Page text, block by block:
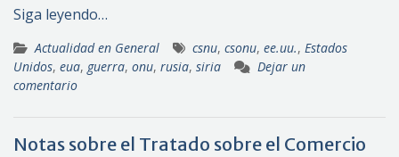
Siga leyendo…
Actualidad en General csnu, csonu, ee.uu., Estados
Unidos, eua, guerra, onu, rusia, siria
Dejar un
comentario
Notas sobre el Tratado sobre el Comercio